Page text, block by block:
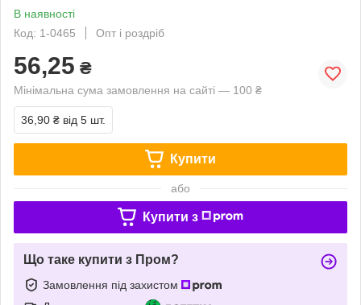
В наявності
Код: 1-0465
Опт і роздріб
56,25 ₴
Мінімальна сума замовлення на сайті — 100 ₴
36,90 ₴ від 5 шт.
Купити
або
Купити з
Що таке купити з Пром?
Замовлення під захистом